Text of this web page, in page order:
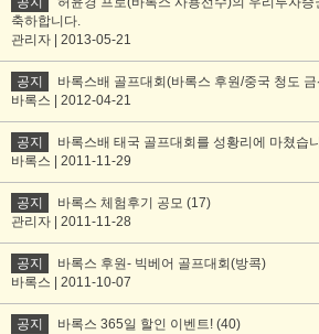
축하합니다.
관리자 | 2013-05-21
공지
바록스배 골프대회(바록스 후원/중국 청도
바록스 | 2012-04-21
공지
바록스배 태국 골프대회를 성황리에 마쳤습
바록스 | 2011-11-29
공지
바록스 체험후기 공모 (17)
관리자 | 2011-11-28
공지
바록스 후원- 빅베어 골프대회(방콕)
바록스 | 2011-10-07
공지
바록스 365일 할인 이벤트! (40)